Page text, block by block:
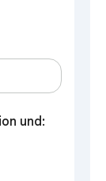
und: